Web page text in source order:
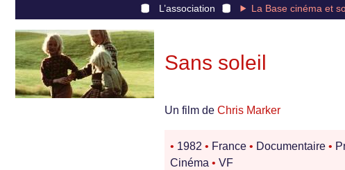
L’association La Base cinéma et
Sans soleil
Un film de Chris Marker
• 1982 • France • Documentaire •
Cinéma • VF